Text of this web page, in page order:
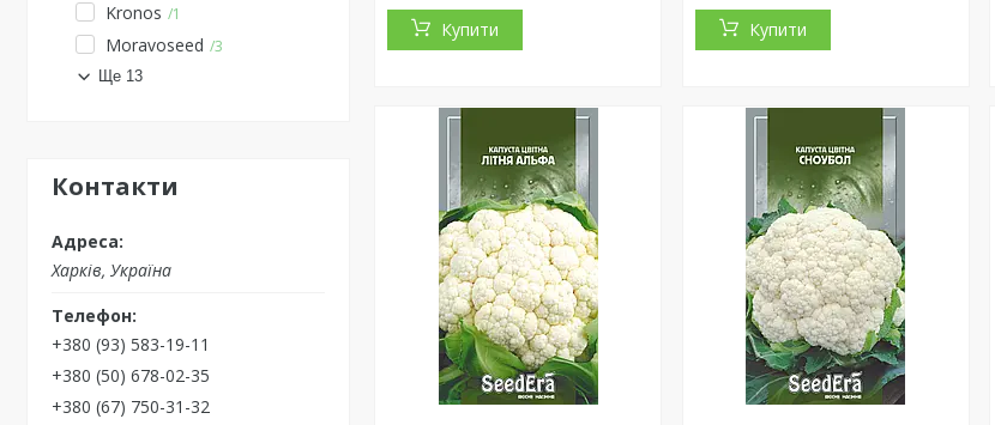
Kronos 1
Moravoseed 3
Ще 13
Контакти
Харків, Україна
+380 (93) 583-19-11
+380 (50) 678-02-35
+380 (67) 750-31-32
Купити Купити